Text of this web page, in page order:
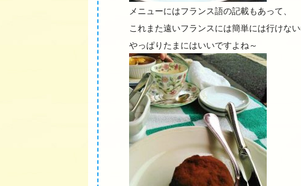
メニューにはフランス語の記載もあって、
これまた遠いフランスには簡単には行けな
やっぱりたまにはいいですよね～